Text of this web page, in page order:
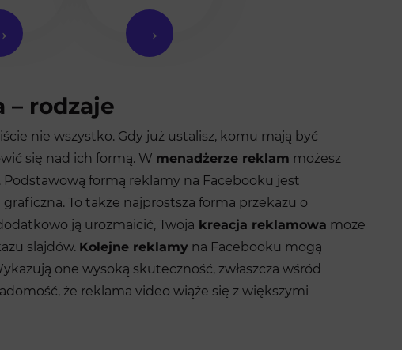
– rodzaje
nie wszystko. Gdy już ustalisz, komu mają być
się nad ich formą. W menadżerze reklam możesz
formą reklamy na Facebooku jest
To także najprostsza forma przekazu o
ją urozmaicić, Twoja kreacja reklamowa może
slajdów. Kolejne reklamy na Facebooku mogą
one wysoką skuteczność, zwłaszcza wśród
że reklama video wiąże się z większymi